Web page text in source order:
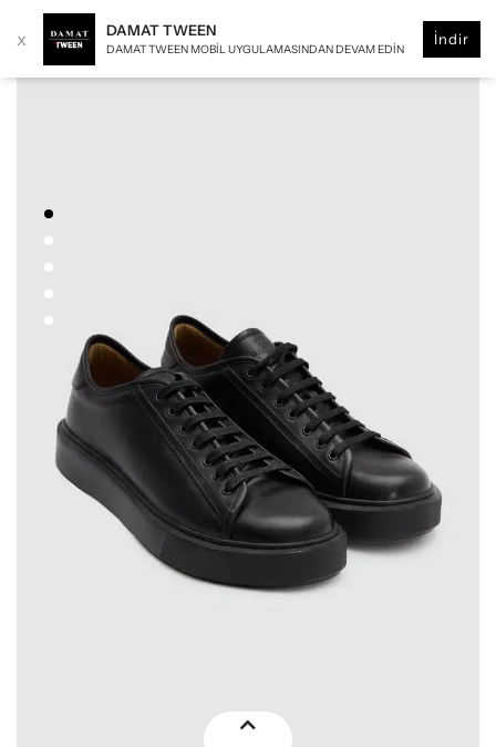
x DAMAT TWEEN
DAMAT TWEEN MOBIL UYGULAMASINDAN DEVAM EDIN
İndir